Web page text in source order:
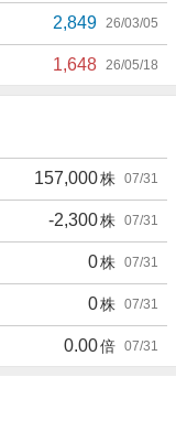
2,849 26/03/05
1,648 26/05/18
157,000株 07/31
-2,300株 07/31
0株 07/31
0株 07/31
0.00倍 07/31